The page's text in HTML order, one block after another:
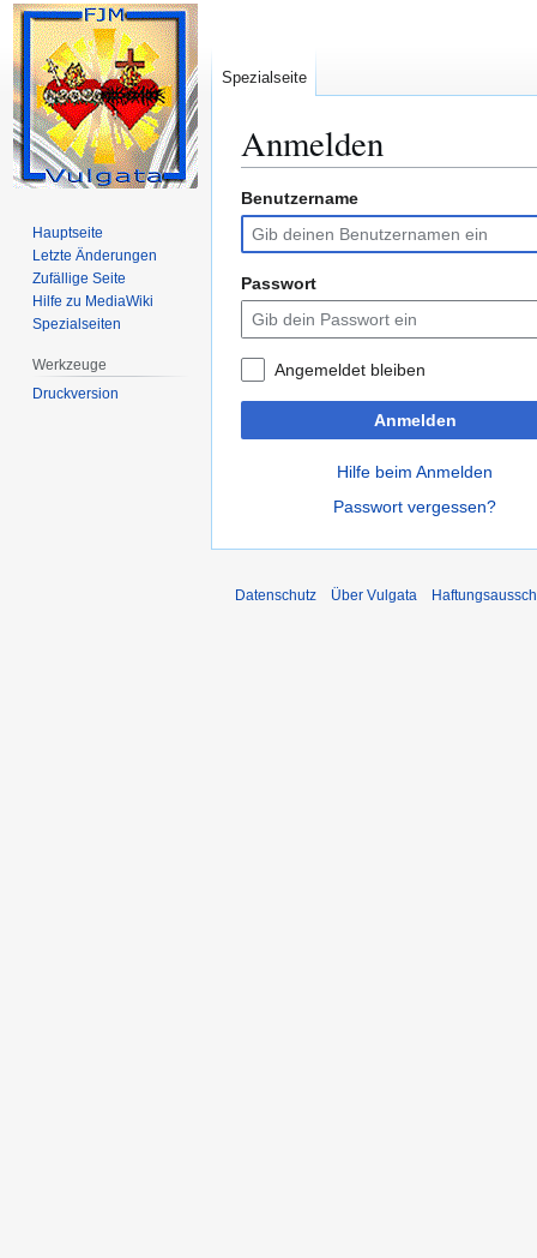
Anmelden
Zur
Navigation
springen
Zur
Suche
springen
Benutzername
Passwort
Angemeldet bleiben
Anmelden
Hilfe beim Anmelden
Passwort vergessen?
Spezialseite
Hauptseite
Letzte Änderungen
Zufällige Seite
Hilfe zu MediaWiki
Spezialseiten
Werkzeuge
Druckversion
Datenschutz Über Vulgata